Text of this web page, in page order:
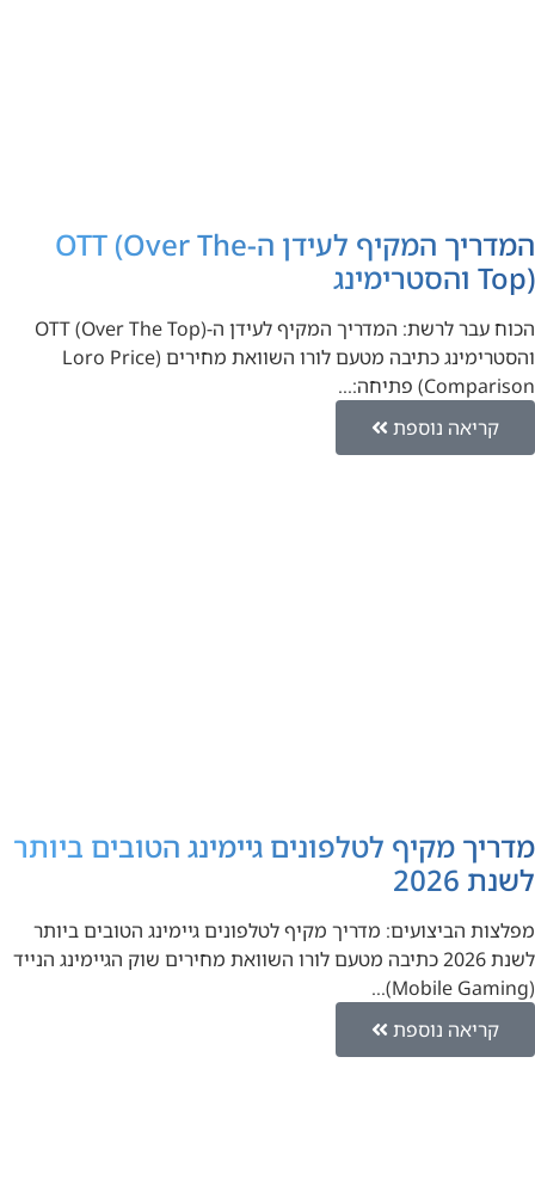
המדריך המקיף לעידן ה-OTT (Over The
Top) והסטרימינג
הכוח עבר לרשת: המדריך המקיף לעידן ה-OTT (Over The Top)
והסטרימינג כתיבה מטעם לורו השוואת מחירים (Loro Price
Comparison) פתיחה:…
קריאה נוספת
מדריך מקיף לטלפונים גיימינג הטובים ביותר
לשנת 2026
מפלצות הביצועים: מדריך מקיף לטלפונים גיימינג הטובים ביותר
לשנת 2026 כתיבה מטעם לורו השוואת מחירים שוק הגיימינג הנייד
(Mobile Gaming)…
קריאה נוספת